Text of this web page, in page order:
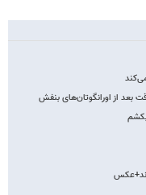
از اورانگوتان‌های بنفش